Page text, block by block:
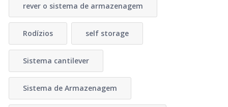
rever o sistema de armazenagem
Rodízios self storage
Sistema cantilever
Sistema de Armazenagem